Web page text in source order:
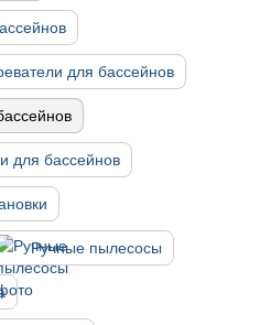
для бассейнов
для бассейнов
Ручные пылесосы